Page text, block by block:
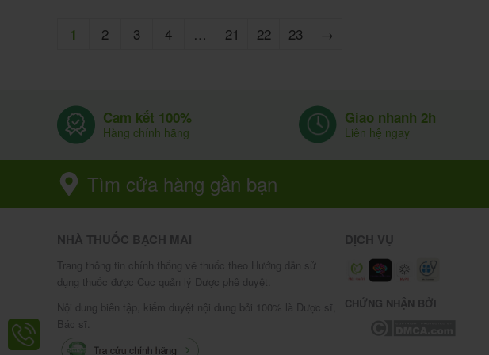
1 2 3 4 … 21 22 23 →
Cam kết 100%
Hàng chính hãng
Giao nhanh 2h
Liên hệ ngay
Tìm cửa hàng gần bạn
NHÀ THUỐC BẠCH MAI
Trang thông tin chính thống về thuốc theo Hướng dẫn sử
dụng thuốc được Cục quản lý Dược phê duyệt.
Nội dung biên tập, kiểm duyệt nội dung bởi 100% là Dược sĩ,
Bác sĩ.
DỊCH VỤ
CHỨNG NHẬN BỞI